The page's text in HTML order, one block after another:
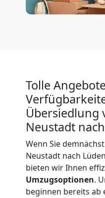
Tolle
Übersiedlung
Neustadt
Wenn Sie
Neustadt nach
bieten wir Ihnen
Umzugsoptionen.
beginnen bereits ab
Umzug
und
Lagerung
Wiener